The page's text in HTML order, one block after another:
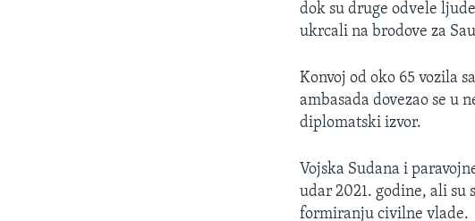
dok su druge odvele
ukrcali na brodove za
Konvoj od oko 65 vozila
ambasada dovezao se u
diplomatski izvor.
Vojska Sudana i
udar 2021. godine, ali
formiranju civilne vlade.